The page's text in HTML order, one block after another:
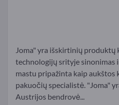
Joma" yra išskirtinių produktų
technologijų srityje sinonimas
mastu pripažinta kaip aukštos
pakuočių specialistė. "Joma"
Austrijos bendrovė...